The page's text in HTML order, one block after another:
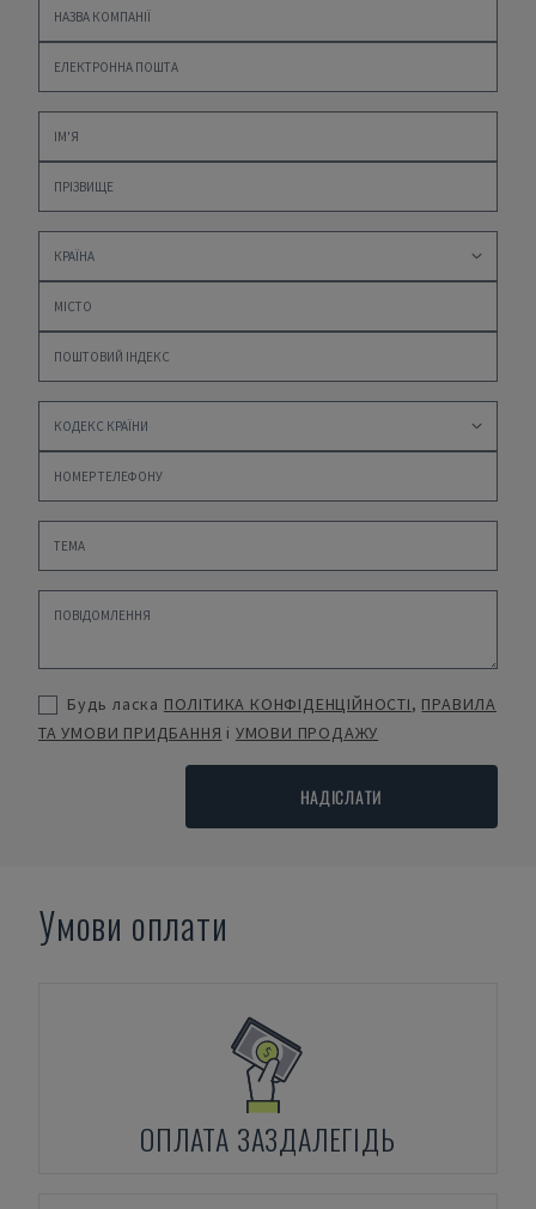
Будь ласка ПОЛІТИКА КОНФІДЕНЦІЙНОСТІ, ПРАВИЛА
ТА УМОВИ ПРИДБАННЯ і УМОВИ ПРОДАЖУ
НАДІСЛАТИ
Умови оплати
ОПЛАТА ЗАЗДАЛЕГІДЬ